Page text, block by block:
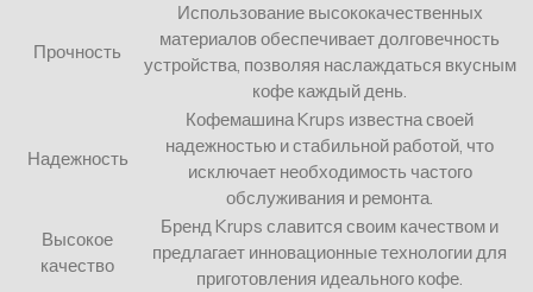
Прочность
Использование высококачественных
материалов обеспечивает долговечность
устройства, позволяя наслаждаться вкусным
кофе каждый день.
Надежность
Кофемашина Krups известна своей
надежностью и стабильной работой, что
исключает необходимость частого
обслуживания и ремонта.
Высокое
качество
Бренд Krups славится своим качеством и
предлагает инновационные технологии для
приготовления идеального кофе.